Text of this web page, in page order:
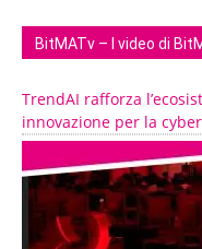
BitMATv – I video di
TrendAI rafforza
innovazione per la